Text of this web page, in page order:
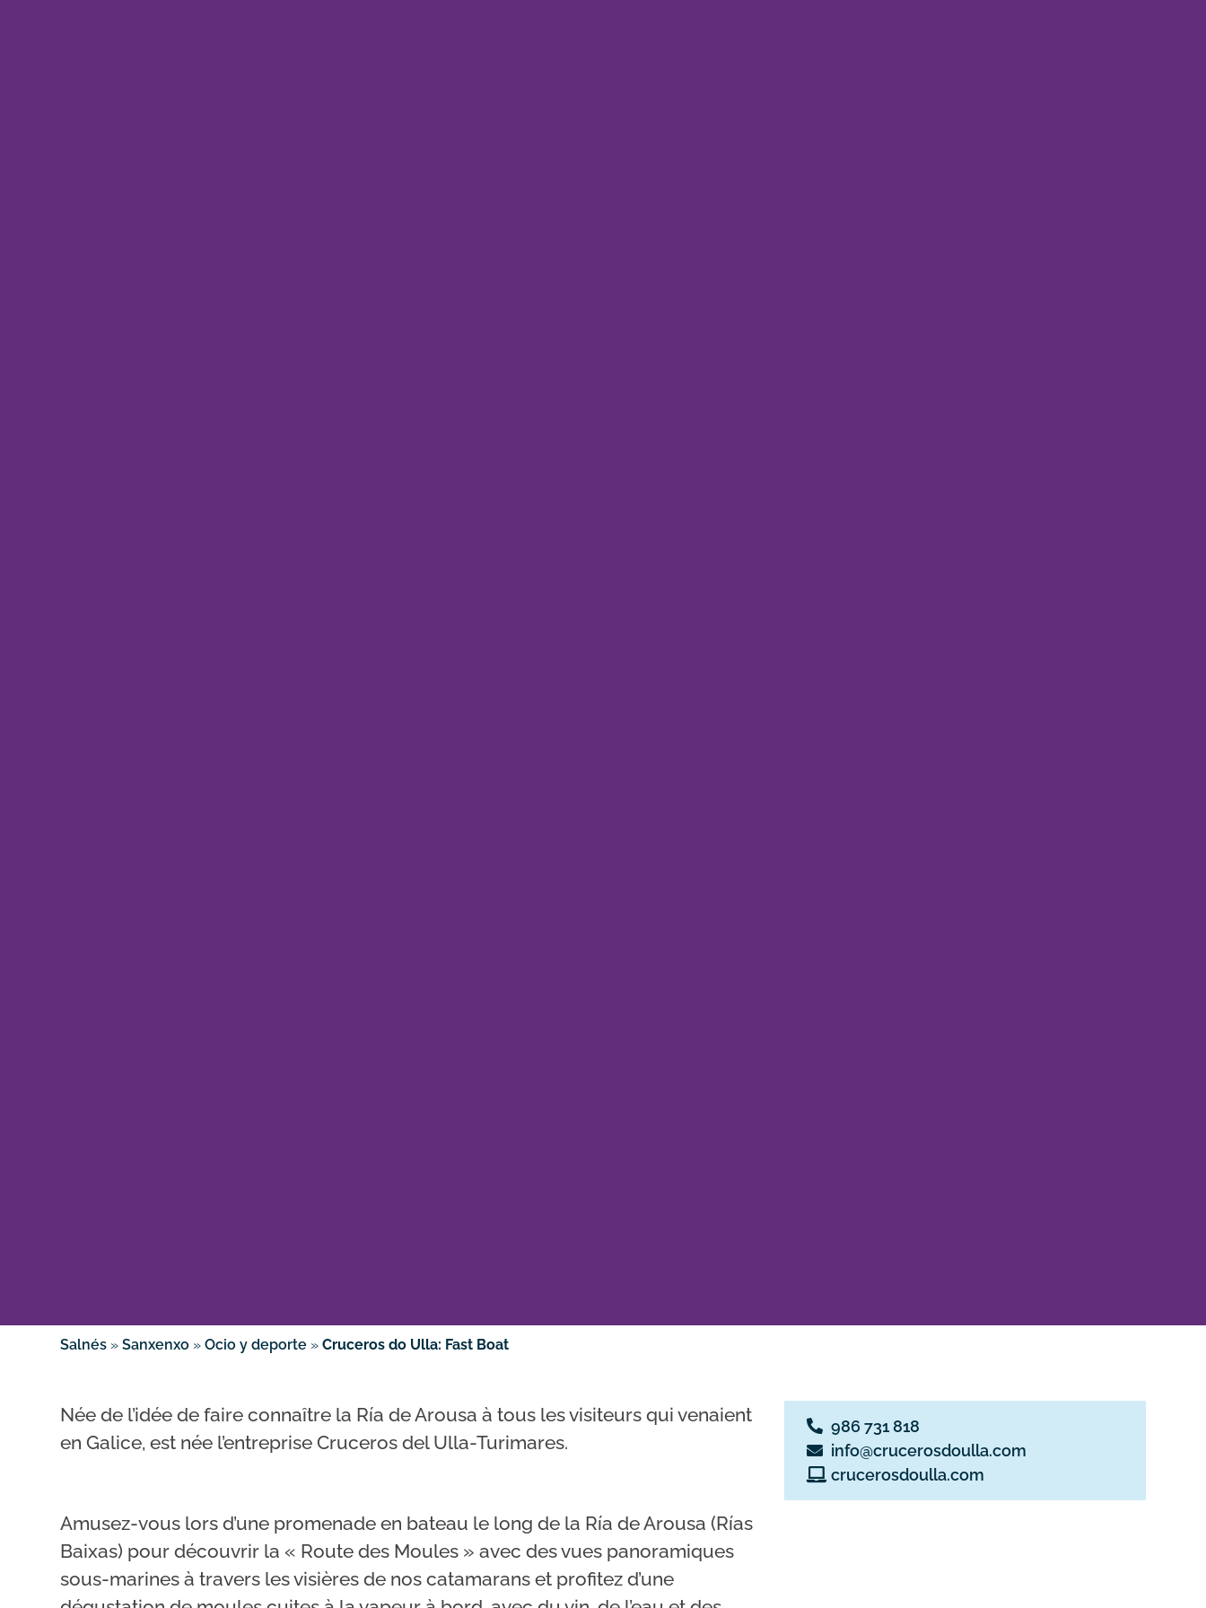
Salnés »Sanxenxo »Ocio y deporte »Cruceros do Ulla: Fast Boat
Née de l’idée de faire connaître la Ría de Arousa à tous les visiteurs qui venaient
en Galice, est née l’entreprise Cruceros del Ulla-Turimares.
Amusez-vous lors d’une promenade en bateau le long de la Ría de Arousa (Rías
Baixas) pour découvrir la « Route des Moules » avec des vues panoramiques
sous-marines à travers les visières de nos catamarans et profitez d’une
986 731 818
info@crucerosdoulla.com
crucerosdoulla.com